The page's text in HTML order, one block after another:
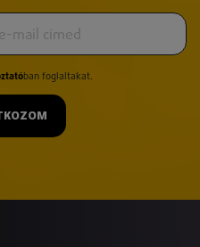
ban foglaltakat.